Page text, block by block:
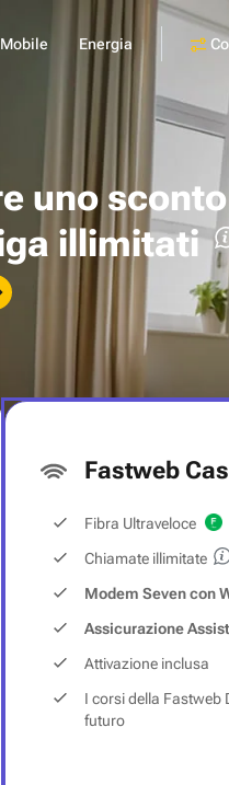
Mobile Energia
uno
illimitati
Fastweb
Fibra Ultraveloce
Chiamate illimitate
Modem Seven con
Assicurazione
Attivazione inclusa
I corsi della Fastweb
futuro